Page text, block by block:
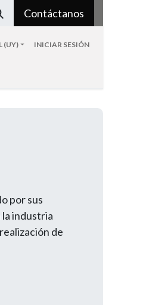
Contáctanos
(UY) INICIAR SESIÓN
por sus
industria
de